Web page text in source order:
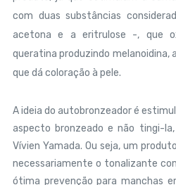
com duas substâncias
acetona e a eritrulose -, que
queratina produzindo melanoidina,
que dá coloração à pele.
A ideia do autobronzeador é
aspecto bronzeado e não tingi-
Vívien Yamada. Ou seja, um
necessariamente o tonalizante
ótima prevenção para manchas